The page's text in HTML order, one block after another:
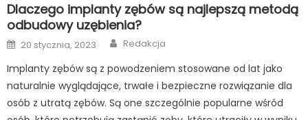
Dlaczego implanty zębów są najlepszą metodą
odbudowy uzębienia?
Posted
on
20 stycznia, 2023 Author
Redakcja
Implanty zębów są z powodzeniem stosowane od lat jako
naturalnie wyglądające, trwałe i bezpieczne rozwiązanie dla
osób z utratą zębów. Są one szczególnie popularne wśród